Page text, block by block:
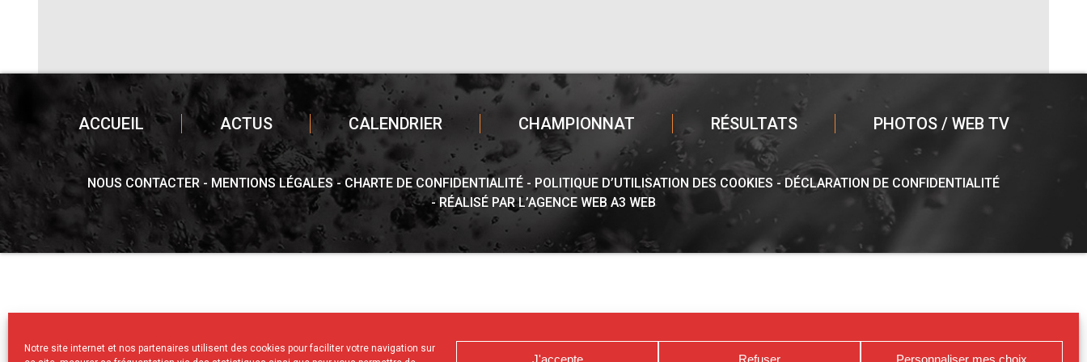
Notre site internet et nos partenaires utilisent des cookies pour faciliter votre navigation sur
J'accepte Refuser Personnaliser mes choix
ACCUEIL ACTUS CALENDRIER CHAMPIONNAT RÉSULTATS PHOTOS / WEB TV
NOUS CONTACTER MENTIONS LÉGALES CHARTE DE CONFIDENTIALITÉ POLITIQUE D’UTILISATION DES COOKIES
DÉCLARATION DE CONFIDENTIALITÉ
RÉALISÉ PAR L’AGENCE WEB A3 WEB